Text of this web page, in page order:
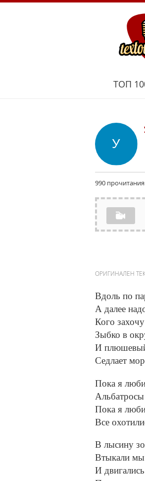
ТОП
990 прочитания
ОРИГИНАЛЕН
Вдоль по
А далее
Кого
Зыбко в
И
Седлает
Пока я
Пока я
Все
В лысину
Втыкали
И